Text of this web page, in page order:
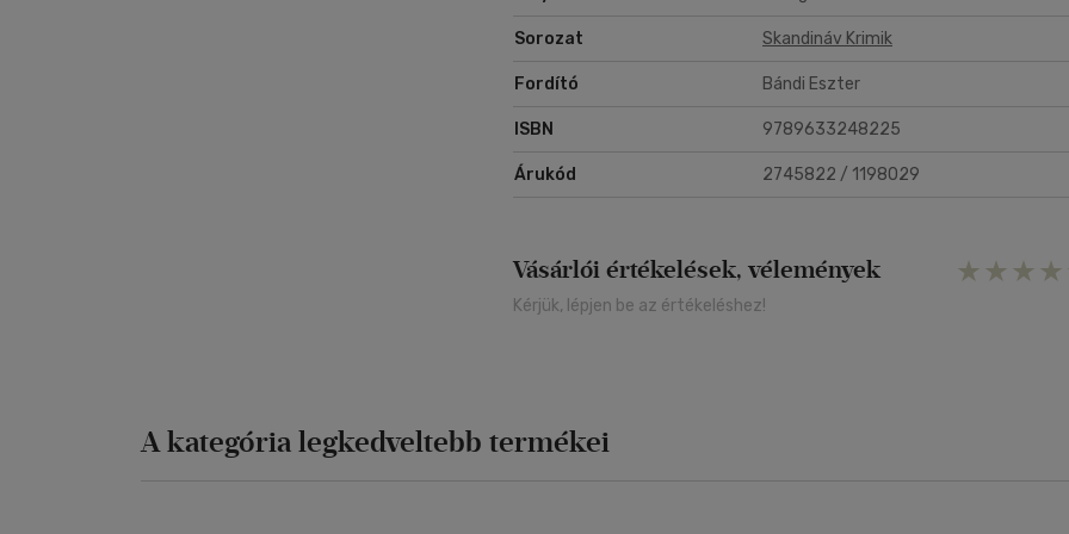
Sorozat Skandináv Krimik
Fordító Bándi Eszter
ISBN 9789633248225
Árukód 2745822 / 1198029
Vásárlói értékelések, vélemények
Kérjük, lépjen be az értékeléshez!
A kategória legkedveltebb termékei